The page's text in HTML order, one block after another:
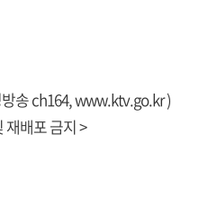
송 ch164,www.ktv.go.kr)
배포 금지 >